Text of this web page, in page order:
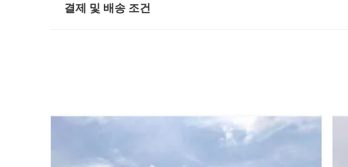
결제 및 배송 조건